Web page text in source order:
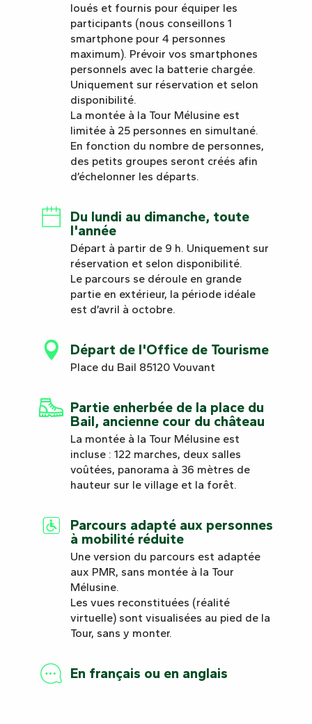
loués et fournis pour équiper les
participants (nous conseillons 1
smartphone pour 4 personnes
maximum). Prévoir vos smartphones
personnels avec la batterie chargée.
Uniquement sur réservation et selon
disponibilité.
La montée à la Tour Mélusine est
limitée à 25 personnes en simultané.
En fonction du nombre de personnes,
des petits groupes seront créés afin
d’échelonner les départs.
Du lundi au dimanche, toute
l'année
Départ à partir de 9 h. Uniquement sur
réservation et selon disponibilité.
Le parcours se déroule en grande
partie en extérieur, la période idéale
est d’avril à octobre.
Départ de l'Office de Tourisme
Place du Bail 85120 Vouvant
Partie enherbée de la place du
Bail, ancienne cour du château
La montée à la Tour Mélusine est
incluse : 122 marches, deux salles
voûtées, panorama à 36 mètres de
hauteur sur le village et la forêt.
Parcours adapté aux personnes
à mobilité réduite
Une version du parcours est adaptée
aux PMR, sans montée à la Tour
Mélusine.
Les vues reconstituées (réalité
virtuelle) sont visualisées au pied de la
Tour, sans y monter.
En français ou en anglais